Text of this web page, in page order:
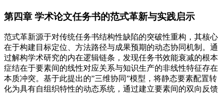
第四章 学术论文任务书的范式革新与实践启示
范式革新源于对传统任务书结构性缺陷的突破性重构，其核心
在于构建目标定位、方法路径与成果预期的动态协同机制。通
过解构学术研究的内在逻辑链条，发现任务书效能衰减的根本
症结在于要素间的线性对应关系与知识生产的非线性特征存在
本质冲突。基于此提出的”三维协同”模型，将静态要素配置转
化为具有自组织特性的动态系统，通过建立要素间的双向反馈